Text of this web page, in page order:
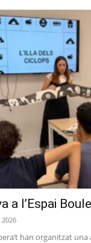
a l’Espai Boule
2026
han organitzat